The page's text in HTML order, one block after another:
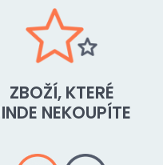
ZBOŽÍ, KTERÉ
NEKOUPÍTE